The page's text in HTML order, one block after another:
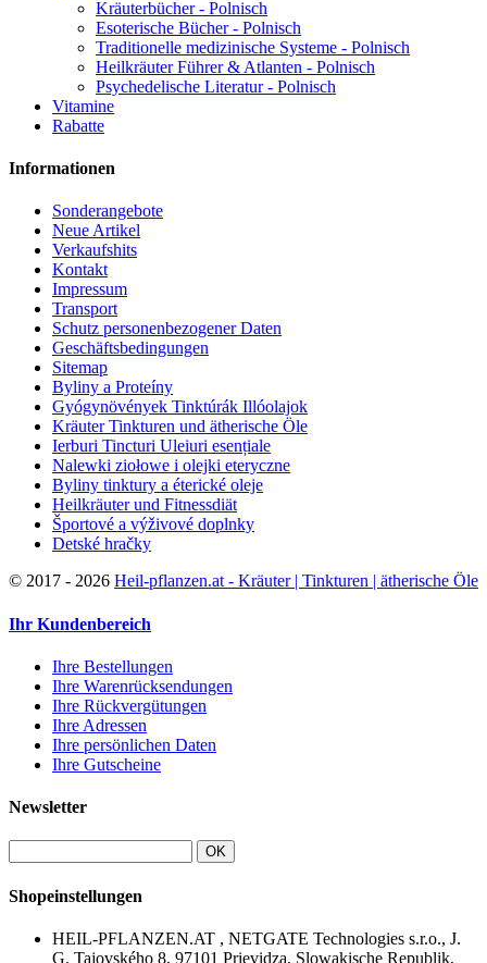
Kräuterbücher - Polnisch
Esoterische Bücher - Polnisch
Traditionelle medizinische Systeme - Polnisch
Heilkräuter Führer & Atlanten - Polnisch
Psychedelische Literatur - Polnisch
Vitamine
Rabatte
Informationen
Sonderangebote
Neue Artikel
Verkaufshits
Kontakt
Impressum
Transport
Schutz personenbezogener Daten
Geschäftsbedingungen
Sitemap
Byliny a Proteíny
Gyógynövények Tinktúrák Illóolajok
Kräuter Tinkturen und ätherische Öle
Ierburi Tincturi Uleiuri esențiale
Nalewki ziołowe i olejki eteryczne
Byliny tinktury a éterické oleje
Heilkräuter und Fitnessdiät
Športové a výživové doplnky
Detské hračky
© 2017 - 2026 Heil-pflanzen.at - Kräuter | Tinkturen | ätherische Öle
Ihr Kundenbereich
Ihre Bestellungen
Ihre Warenrücksendungen
Ihre Rückvergütungen
Ihre Adressen
Ihre persönlichen Daten
Ihre Gutscheine
Newsletter
OK
Shopeinstellungen
HEIL-PFLANZEN.AT , NETGATE Technologies s.r.o., J.
G. Tajovského 8, 97101 Prievidza, Slowakische Republik,